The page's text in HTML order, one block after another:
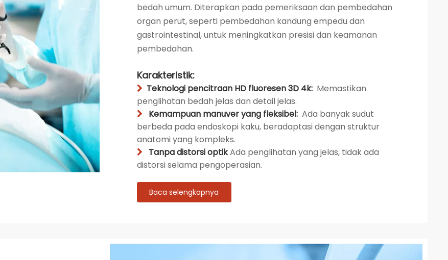
bedah umum. Diterapkan pada pemeriksaan dan pembedahan
organ perut, seperti pembedahan kandung empedu dan
gastrointestinal, untuk meningkatkan presisi dan keamanan
pembedahan.
Karakteristik:
 Teknologi pencitraan HD fluoresen 3D 4k: Memastikan
penglihatan bedah jelas dan detail jelas.
 Kemampuan manuver yang fleksibel: Ada banyak sudut
berbeda pada endoskopi kaku, beradaptasi dengan struktur
anatomi yang kompleks.
 Tanpa distorsi optikAda penglihatan yang jelas, tidak ada
distorsi selama pengoperasian.
Baca selengkapnya